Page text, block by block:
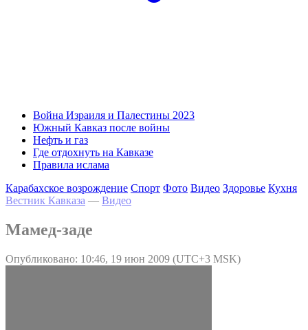
Война Израиля и Палестины 2023
Южный Кавказ после войны
Нефть и газ
Где отдохнуть на Кавказе
Правила ислама
Карабахское возрождение Спорт Фото Видео Здоровье Кухня
Вестник Кавказа — Видео
Мамед-заде
Опубликовано: 10:46, 19 июн 2009 (UTC+3 MSK)